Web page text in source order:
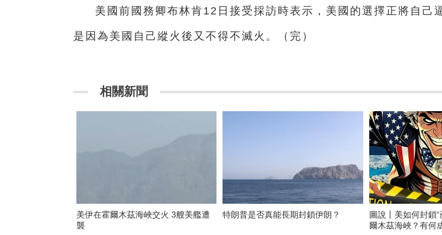
美國前國務卿布林肯12日接受採訪時表示，美國的選擇正將自己
是因為美國自己縱火後又不得不滅火。（完）
相關新聞
美伊在霍爾木茲海峽交火 3艘美艦遭
襲
特朗普是否真能長期封鎖伊朗？
圖說丨美如何封鎖
爾木茲海峽？有何